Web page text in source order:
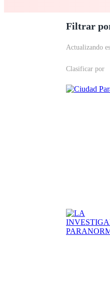
Filtrar
Actualizando
Clasificar por